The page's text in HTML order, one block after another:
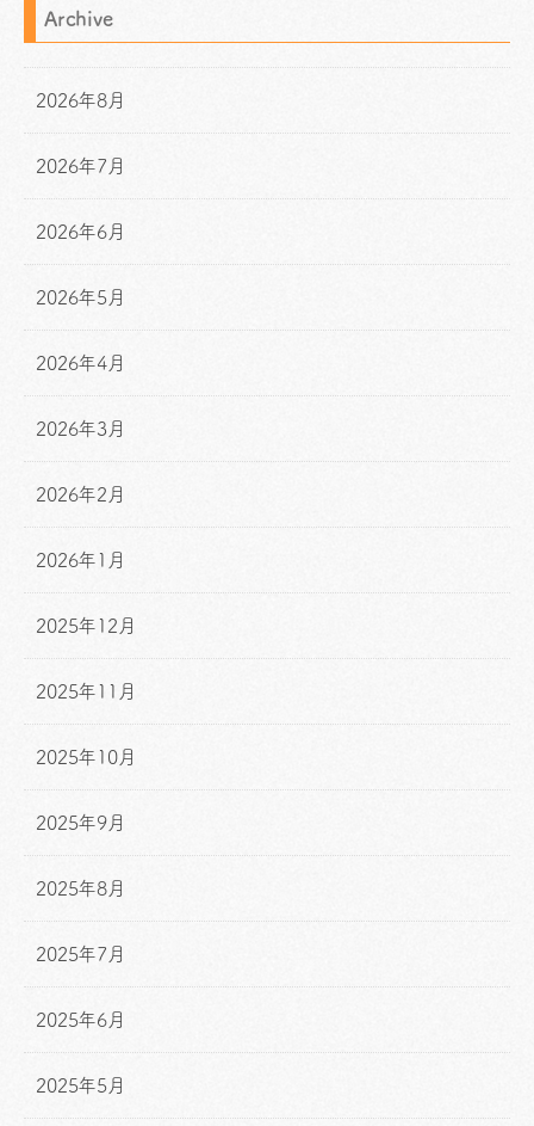
Archive
2026年8月
2026年7月
2026年6月
2026年5月
2026年4月
2026年3月
2026年2月
2026年1月
2025年12月
2025年11月
2025年10月
2025年9月
2025年8月
2025年7月
2025年6月
2025年5月